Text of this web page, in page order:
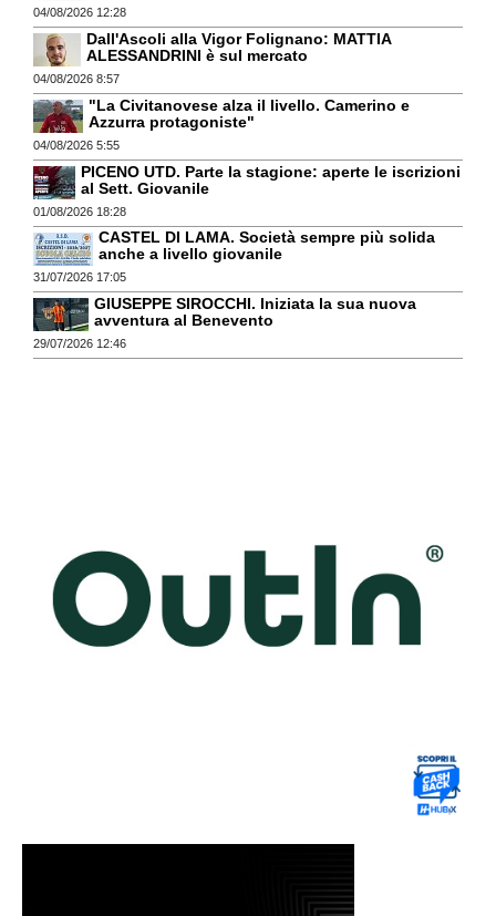
04/08/2026 12:28
Dall'Ascoli alla Vigor Folignano: MATTIA
ALESSANDRINI è sul mercato
04/08/2026 8:57
"La Civitanovese alza il livello. Camerino e
Azzurra protagoniste"
04/08/2026 5:55
PICENO UTD. Parte la stagione: aperte le iscrizioni
al Sett. Giovanile
01/08/2026 18:28
CASTEL DI LAMA. Società sempre più solida
anche a livello giovanile
31/07/2026 17:05
GIUSEPPE SIROCCHI. Iniziata la sua nuova
avventura al Benevento
29/07/2026 12:46